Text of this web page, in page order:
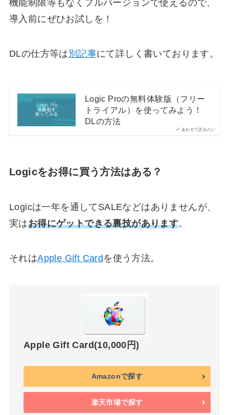
機能制限等もなくフルバージョンで使えるので、
導入前にぜひお試しを！
DLの仕方等は 別記事にて詳しく書いております。
あわせて読みたい
Logic Proの無料体験版（フリー
トライアル）を使ってみよう！
DLの方法
Logicをお得に買う方法はある？
Logicは一年を通してSALEなどはありませんが、
実はお得にゲットできる裏技があります。
それはApple Gift Card を使う方法。
Apple Gift Card(10,000円)
Amazonで探す
楽天市場で探す